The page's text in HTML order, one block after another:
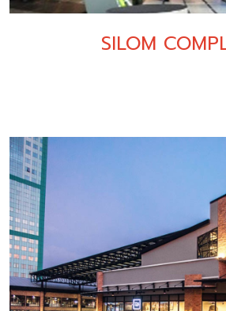
SILOM